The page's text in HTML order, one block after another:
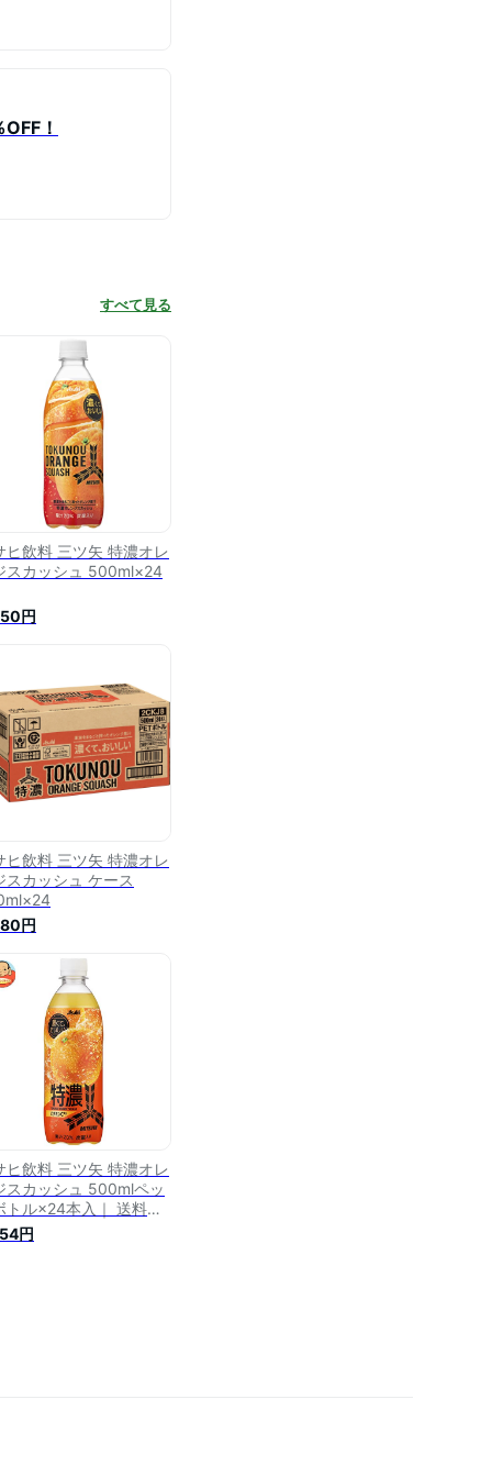
！
すべて見る
ヒ飲料 三ツ矢 特濃オレ
スカッシュ 500ml×24
円
ヒ飲料 三ツ矢 特濃オレ
スカッシュ ケース
円
ヒ飲料 三ツ矢 特濃オレ
スカッシュ 500mlペッ
トル×24本入｜ 送料無
酸飲料 オレンジ 微炭
円